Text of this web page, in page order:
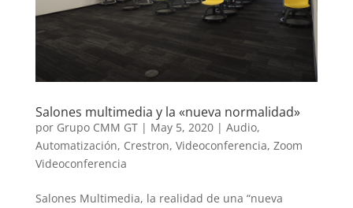
Salones multimedia y la «nueva normalidad»
por Grupo CMM GT| May 5, 2020| Audio,
Automatización, Crestron, Videoconferencia, Zoom
Videoconferencia
Salones Multimedia, la realidad de una “nueva